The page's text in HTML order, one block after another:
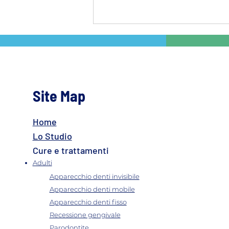
Site Map
Home
Lo Studio
Cure e trattamenti
Adulti
Apparecchio denti invisibile
Apparecchio denti mobile
Apparecchio denti fisso
Recessione gengivale
Parodontite